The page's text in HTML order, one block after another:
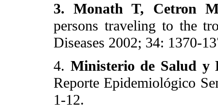
3. Monath T, Cetron
persons traveling to the
Diseases 2002; 34: 1370-
4. Ministerio de Salud y
Reporte Epidemiológico
1-12.